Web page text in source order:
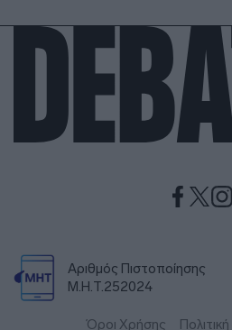
Αριθμός Πιστοποίησης
Μ.Η.Τ.252024
Όροι Χρήσης